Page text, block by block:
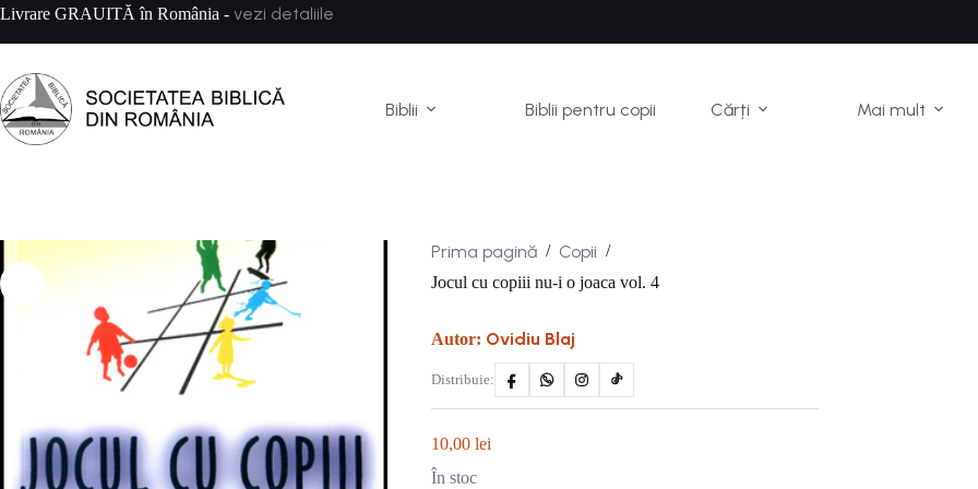
Sari
conținut
Livrare GRAUITĂ în România - vezi detaliile
Biblii Biblii pentru copii Cărți Mai mult
Prima pagină / Copii /
Jocul cu copiii nu-i o joaca vol. 4
Autor: Ovidiu Blaj
Distribuie:
10,00 lei
În stoc